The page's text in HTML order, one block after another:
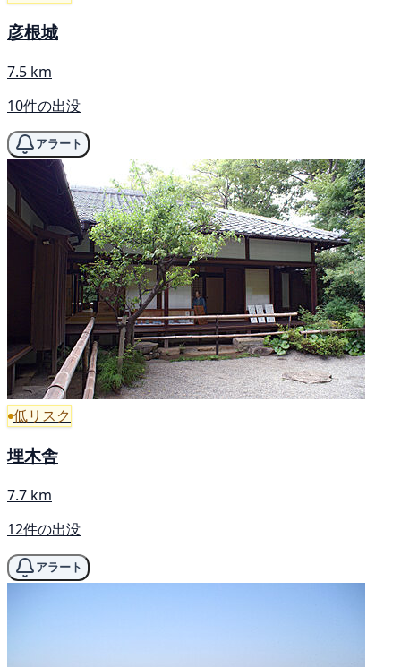
彦根城
7.5 km
10件の出没
アラート
低リスク
埋木舎
7.7 km
12件の出没
アラート